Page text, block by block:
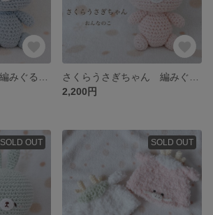
2,200円
SOLD OUT SOLD OUT